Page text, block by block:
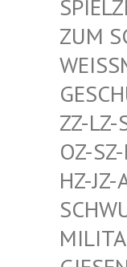
HUTZ –
GISCH
ZT -
Z-TZ-
Z-TZ-
WZ-
TER!